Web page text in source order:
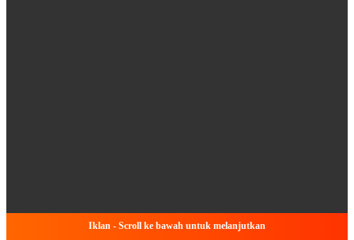
Iklan - Scroll ke bawah untuk melanjutkan